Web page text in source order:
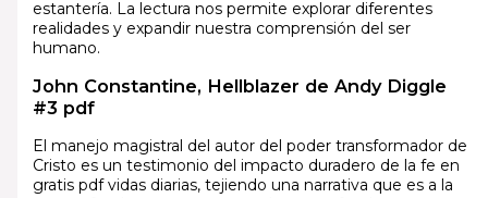
estantería. La lectura nos permite explorar diferentes
realidades y expandir nuestra comprensión del ser
humano.
John Constantine, Hellblazer de Andy Diggle
#3 pdf
El manejo magistral del autor del poder transformador de
Cristo es un testimonio del impacto duradero de la fe en
gratis pdf vidas diarias, tejiendo una narrativa que es a la